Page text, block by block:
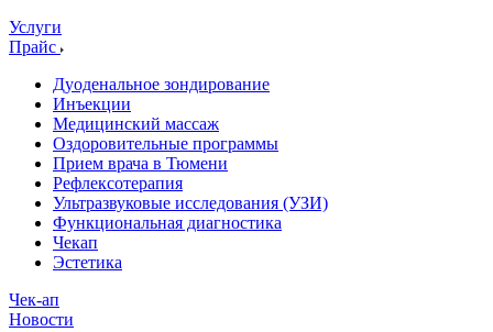
Услуги
Прайс
Дуоденальное зондирование
Инъекции
Медицинский массаж
Оздоровительные программы
Прием врача в Тюмени
Рефлексотерапия
Ультразвуковые исследования (УЗИ)
Функциональная диагностика
Чекап
Эстетика
Чек-ап
Новости